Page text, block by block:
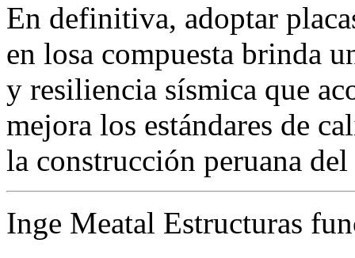
En definitiva, adoptar
en losa compuesta brinda
y resiliencia sísmica que
mejora los estándares de
la construcción peruana
Inge Meatal Estructuras